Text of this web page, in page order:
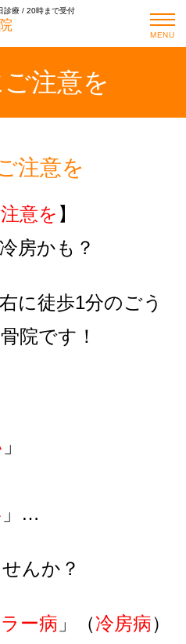
診療 / 20時まで受付
MENU
注意を
注意を
意を 】
房かも？
に徒歩1分のごう
院です！
」
」…
んか？
ー病 」（冷房病）